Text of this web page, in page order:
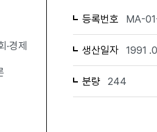
·경제
등록번호 MA-
생산일자 1991
분량 244